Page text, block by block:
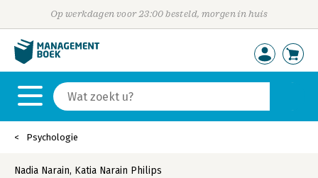
Op werkdagen voor 23:00 besteld, morgen in huis
Psychologie
Nadia Narain, Katia Narain Philips